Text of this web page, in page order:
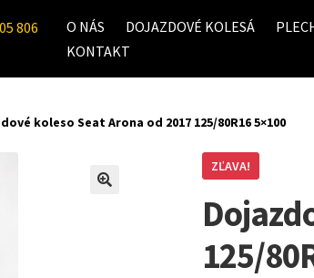
806
O NÁS DOJAZDOVÉ KOLESÁ
KONTAKT
koleso Seat Arona od 2017 125/80R16 5×100
ZĽAVA!
125/